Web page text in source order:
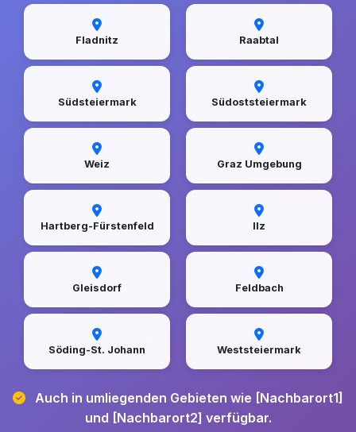
Fladnitz Raabtal
Südsteiermark Südoststeiermark
Weiz Graz Umgebung
Hartberg-Fürstenfeld Ilz
Gleisdorf Feldbach
Söding-St. Johann Weststeiermark
Auch in umliegenden Gebieten wie [Nachbarort1]
und [Nachbarort2] verfügbar.